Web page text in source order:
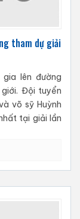
tham dự giải
lên đường
Đội tuyển
võ sỹ Huỳnh
tại giải lần